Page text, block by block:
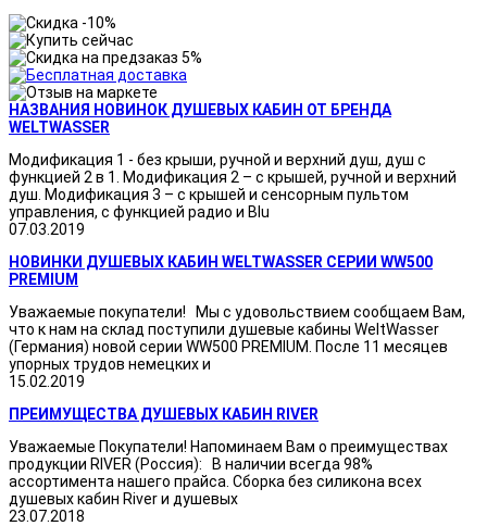
НАЗВАНИЯ НОВИНОК ДУШЕВЫХ КАБИН ОТ БРЕНДА
WELTWASSER
Модификация 1 - без крыши, ручной и верхний душ, душ с
функцией 2 в 1. Модификация 2 – с крышей, ручной и верхний
душ. Модификация 3 – с крышей и сенсорным пультом
управления, с функцией радио и Blu
07.03.2019
НОВИНКИ ДУШЕВЫХ КАБИН WELTWASSER СЕРИИ WW500
PREMIUM
Уважаемые покупатели! Мы с удовольствием сообщаем Вам,
что к нам на склад поступили душевые кабины WeltWasser
(Германия) новой серии WW500 PREMIUM. После 11 месяцев
упорных трудов немецких и
15.02.2019
ПРЕИМУЩЕСТВА ДУШЕВЫХ КАБИН RIVER
Уважаемые Покупатели! Напоминаем Вам о преимуществах
продукции RIVER (Россия): В наличии всегда 98%
ассортимента нашего прайса. Сборка без силикона всех
душевых кабин River и душевых
23.07.2018